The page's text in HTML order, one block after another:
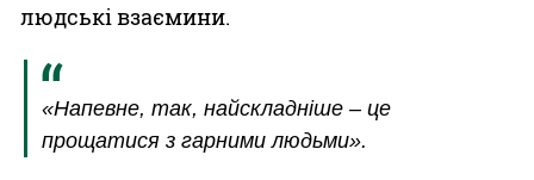
людські взаємини.
«Напевне, так, найскладніше – це
прощатися з гарними людьми».